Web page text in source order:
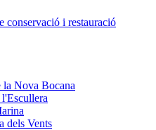
conservació i restauració
la Nova Bocana
dels Vents